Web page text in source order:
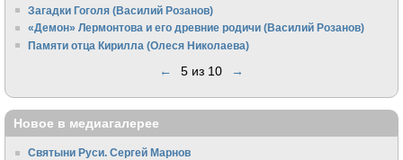
Загадки Гоголя (Василий Розанов)
«Демон» Лермонтова и его древние родичи (Василий Розанов)
Памяти отца Кирилла (Олеся Николаева)
← 5 из 10 →
Новое в медиагалерее
Святыни Руси. Сергей Марнов